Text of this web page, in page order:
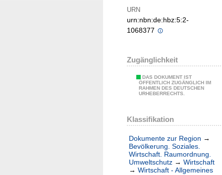
URN
urn:nbn:de:hbz:5:2-
1068377
Zugänglichkeit
DAS DOKUMENT IST
ÖFFENTLICH ZUGÄNGLICH IM
RAHMEN DES DEUTSCHEN
URHEBERRECHTS.
Klassifikation
Dokumente zur Region →
Bevölkerung. Soziales.
Wirtschaft. Raumordnung.
Umweltschutz → Wirtschaft
→ Wirtschaft - Allgemeines